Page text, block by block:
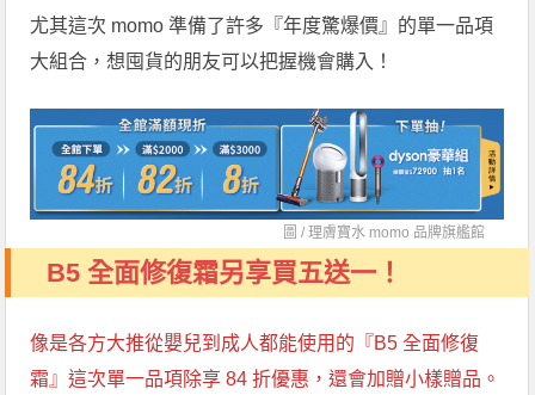
尤其這次 momo 準備了許多『年度驚爆價』的單一品項
大組合，想囤貨的朋友可以把握機會購入！
圖 /理膚寶水 momo 品牌旗艦館
B5 全面修復霜另享買五送一！
像是各方大推從嬰兒到成人都能使用的『B5 全面修復
霜』這次單一品項除享 84 折優惠，還會加贈小樣贈品。